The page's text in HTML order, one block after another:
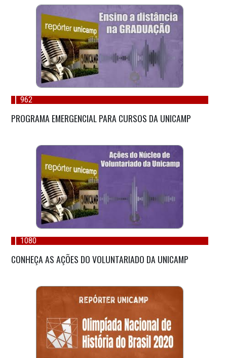
962
PROGRAMA EMERGENCIAL PARA CURSOS DA UNICAMP
1080
CONHEÇA AS AÇÕES DO VOLUNTARIADO DA UNICAMP